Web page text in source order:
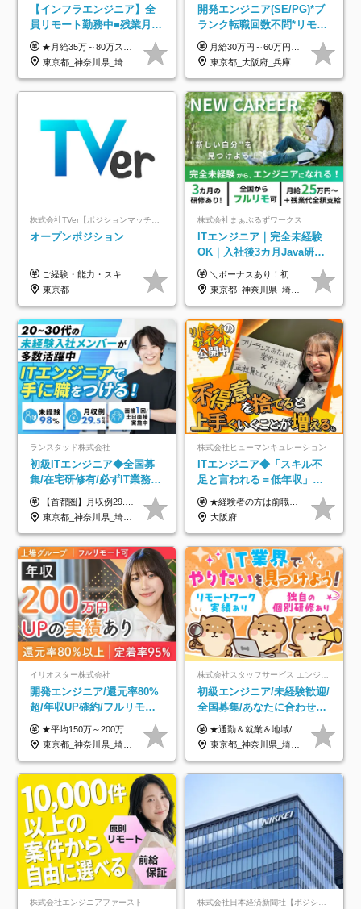
【インフラエンジニア】全
員リモート勤務中■残業月
3h■最大3ヶ月の連休あり■
年休126日■20～30代活躍
中！
★月給35万～80万スタートも可 【未経験の方】 ■月給26万～80万＋賞与年2回（年2ヶ月分） 【何かしらのインフラエンジニア経験をお持ちの方】 ■月給35万～80万＋賞与年2回（年2ヶ月分） ※スキル・経験などを考慮し決定します ※試用期間6ヶ月あり。期間中は契約社員となります。その他の待遇に差異はありません（試用期間終了後、昇給の可能性あり） ※上記金額には固定残業代（月30時間分／4万9600円～15万2600円）を含みます。超過分は別途支給いたします。 ＼頑張りはインセンティブで還元！／ クライアントに貢献度を評価され、当社のエンジニアが追加で案件に参画することになるなど、会社にとって利益になる行動はしっかり評価します。 会社の成長に貢献できていることを実感でき、「もっと頑張ろう」と思える体制づくりを整えています！
東京都_神奈川県_埼玉県_千葉県_大阪府
開発エンジニア(SE/PG)*ブ
ランク転職回数不問*リモー
ト案件多数*残業ほぼ0*通院
のための半休制度あり
月給30万円～60万円+住宅手当+職能手当+役職手当+決算賞与+報奨金 ※経験・能力を考慮し、優遇します ※給与には20時間分のみなし時間外手当(3万7000円以上)を含みます(超過時間分は別途追加支給) ※試用期間3～6ヵ月あり(その間の給与、待遇に差異なし) ※場合によって契約社員での採用の可能性あり(面接時に応相談)
東京都_大阪府_兵庫県_京都府_福岡県
オープンポジション
ご経験・能力・スキル等により、当社基準にて優遇・相談のうえ決定いたします。
東京都
株式会社まぁぶるずワークス
ITエンジニア｜完全未経験
OK｜入社後3カ月Java研修
｜リモート率8割以上｜充実
のキャリア支援｜残業月10h
＼ボーナスあり！初年度から年収300万円以上／ ■月給25万円～35万円＋残業代全額支給＋各種手当＋賞与年1回 ◎経験・年齢・スキルなどを考慮し、できるだけ優遇します ◎試用期間中(3カ月)は契約社員で、月給21万円＋諸手当になります。 (試用期間中は残業が発生しません。その他の待遇に変更はありません) ----------------- ＼3つの評価軸！実力次第で早期収入アップ！／ 【1】スキル(IT理解、実装力、設計) 【2】実務力(現場評価、コミュ力、品質) 【3】姿勢(自走力、意欲、責任感) この3つの評価軸で、3カ月ごとに評価。社内グレードにより、給与が決まる明確な仕組みです。何ができれば給与が上がるのか分かりやすく、実力や努力次第で早期に収入を増やせます！ 【固定残業代について】 なし（残業代は、実際の労働時間に応じて別途全額支給）
東京都_神奈川県_埼玉県_千葉県_大阪府_愛知県_北海道_青森県_岩手県_宮城県_秋田県_山形県_福島県_茨城県_栃木県_群馬県_新潟県_山梨県_長野県_富山県_石川県_福井県_静岡県_岐阜県_三重県_兵庫県_京都府_滋賀県_奈良県_和歌山県_広島県_岡山県_鳥取県_島根県_山口県_徳島県_香川県_愛媛県_高知県_福岡県_熊本県_佐賀県_長崎県_大分県_宮崎県_鹿児島県_沖縄県
ランスタッド株式会社
初級ITエンジニア◆全国募
集/在宅研修有/必ずIT業務配
属/月収例29.5万円/Web面接
1回/SE
【首都圏】月収例29.5万円（月給26万円＋諸手当） 【東海・関西】月収例28.5万円（月給25万円＋諸手当） 【九州】月収例26万円（月給23万円＋諸手当） ※経験・スキル・前職給与を踏まえ、総合的に判断して決定します。 例：首都圏 月収例31万円（月給27万円＋諸手当） ◆各種手当 ・通勤手当（上限4万円まで） ・残業代手当（1分単位で全額支給） ※固定残業代制は採用しておりません ・深夜勤務手当 ・資格取得支援（ランクに応じてお祝い金1万円～10万円を支給） ◆昇給：年1回 ◆補足 ・研修中1ヶ月間は、時給1670円となります。 ・試用期間6ヶ月あり。その間の待遇に変更はありません。 ※詳細は面接時にご案内します。
東京都_神奈川県_埼玉県_千葉県_大阪府_愛知県_兵庫県_京都府_福岡県
株式会社ヒューマンキュレーション
ITエンジニア◆「スキル不
足と言われる＝低年収」で
はない！｜ 不安を克服し、
年収アップした社員の実例
★経験者の方は前職の年収以上を保証します ★案件単価を開示した上で80％以上を還元します 月給25万円以上＋賞与年2回 ※経験や能力を考慮の上で優遇します ※試用期間が3ヶ月(その間の給与・待遇・雇用形態に変更はありません) ※月給には月20時間分のみなし残業手当(5万円)を含みます(超過分は別途支給) ★残業平均は月10時間以下ですので、毎月10時間分程度はお得です！
大阪府
イリオスター株式会社
開発エンジニア/還元率80%
超/年収UP確約/フルリモ
OK/年休130日/平均残業7h/
約2万件の案件から選択
★平均150万～200万円年収UPを実現！ ★前職給与を100％保証！ ★案件内容の開示・明確な評価体制あり ⇒クライアント評価で即昇給を実現したケースも◎ ★年12回（毎月昇給チャンスあり） ■月給35万円～103万円 ※経験・能力・前職給与を考慮し、決定 ※上記給与には月30時間分(6万6500円以上)の固定残業代が含まれます。超過分は手当として別途支給します ※試用期間3ヶ月あり(期間中の給与・待遇面に差異はありません) ▼収入アップの実例をご紹介 ───────────── ★働き方改革をした30代男性（PG） 子どもが生まれたばかりなのに、忙しい現場で残業も月50～60時間が当たり前。 ⇒残業ほぼゼロ＆週3リモートの働き方に！しかも給与もアップ！ ★収入アップした30代男性（PM） 子供が3人いて家計も苦しく、残業代で稼ぐ日々… ⇒残業をたくさんしていた年収額より、100万円以上アップしました！
東京都_神奈川県_埼玉県_千葉県_大阪府_愛知県_北海道_青森県_岩手県_宮城県_秋田県_山形県_福島県_茨城県_栃木県_群馬県_新潟県_山梨県_長野県_富山県_石川県_福井県_静岡県_岐阜県_三重県_兵庫県_京都府_滋賀県_奈良県_和歌山県_広島県_岡山県_鳥取県_島根県_山口県_徳島県_香川県_愛媛県_高知県_福岡県_熊本県_佐賀県_長崎県_大分県_宮崎県_鹿児島県_沖縄県
株式会社スタッフサービス エンジニアリング事業本部
初級エンジニア/未経験歓迎/
全国募集/あなたに合わせた
オリジナル研修をご用
意/AI・IoT/残業平均8時間
★通勤＆就業＆地域/住宅＆役職手当あり ★残業代は全額支給 ★選べる給与制度あり！ ■東京・神奈川・千葉・埼玉勤務の場合 月給24.5万円～55万円＋諸手当 （残業代は全額支給） (20,000円の地域/住宅手当込み) ■愛知・京都・大阪・兵庫勤務の場合 月給24万円以上＋諸手当 （残業代は全額支給） (15,000円の地域/住宅手当込み) ■茨城・栃木・群馬・静岡・三重・滋賀・広島・福岡勤務の場合 月給23.5万円以上＋諸手当 （残業代は全額支給） (10,000円の地域/住宅手当込み) ■北海道・宮城・山梨・長野・岐阜・奈良・和歌山・岡山勤務の場合 月給23万円以上＋諸手当 （残業代は全額支給） (5,000円の地域/住宅手当込み) ■その他のエリア勤務の場合 月給22.5万円以上＋諸手当 （残業代は全額支給） ※経験や能力を考慮し、当社規定により優遇します 【昇給：年一回実施】 【選べる給与制度】 ★収入を重視する方に… 「変動型人事制度」の選択も可能（派遣先からの評価に応じて収入アップ！） ※年2回のタイミングで希望者と面談の上決定します。
東京都_神奈川県_埼玉県_千葉県_大阪府_愛知県_北海道_岩手県_宮城県_山形県_福島県_茨城県_栃木県_群馬県_山梨県_長野県_富山県_石川県_静岡県_岐阜県_三重県_兵庫県_京都府_滋賀県_奈良県_広島県_岡山県_山口県_愛媛県_福岡県_熊本県_長崎県
株式会社エンジニアファースト 株式会社日本経済新聞社【ポジションマッチ登録】